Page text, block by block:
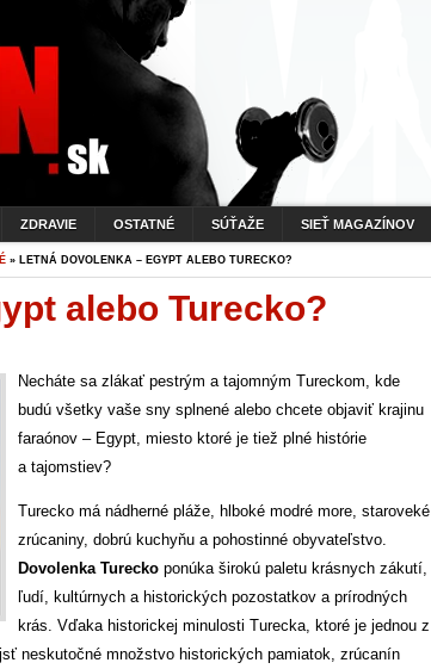
ZDRAVIE OSTATNÉ SÚŤAŽE SIEŤ MAGAZÍNOV
» LETNÁ DOVOLENKA – EGYPT ALEBO TURECKO?
alebo Turecko?
Necháte sa zlákať pestrým a tajomným Tureckom, kde
budú všetky vaše sny splnené alebo chcete objaviť krajinu
faraónov – Egypt, miesto ktoré je tiež plné histórie
a tajomstiev?
Turecko má nádherné pláže, hlboké modré more, staroveké
zrúcaniny, dobrú kuchyňu a pohostinné obyvateľstvo.
Dovolenka Turecko ponúka širokú paletu krásnych zákutí,
ľudí, kultúrnych a historických pozostatkov a prírodných
krás. Vďaka historickej minulosti Turecka, ktoré je jednou z
neskutočné množstvo historických pamiatok, zrúcanín